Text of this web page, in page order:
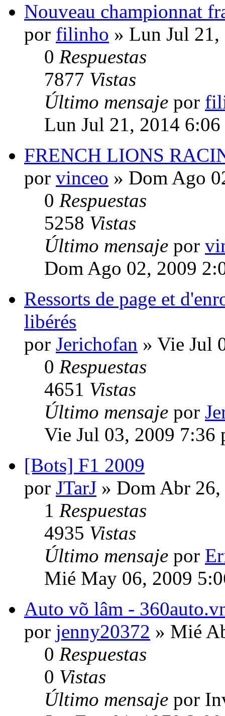
Nouveau championnat
por filinho » Lun Jul
0 Respuestas
7877 Vistas
Último mensaje por
Lun Jul 21, 2014 6:06
FRENCH LIONS
por vinceo » Dom Ago
0 Respuestas
5258 Vistas
Último mensaje por
Dom Ago 02, 2009
Ressorts de page et
libérés
por Jerichofan » Vie Jul
0 Respuestas
4651 Vistas
Último mensaje por
Vie Jul 03, 2009 7:36
[Bots] F1 2009
por JTarJ » Dom Abr
1 Respuestas
4935 Vistas
Último mensaje por
Mié May 06, 2009
Auto võ lâm -
por jenny20372 » Mié
0 Respuestas
0 Vistas
Último mensaje por